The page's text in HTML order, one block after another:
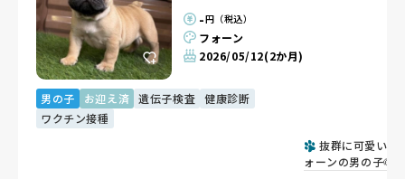
-円（税込）
フォーン
2026/05/12(2か月)
男の子 お迎え済 遺伝子検査
健康診断
ワクチン接種
抜群に可愛いフ
ォーンの男の子🐶